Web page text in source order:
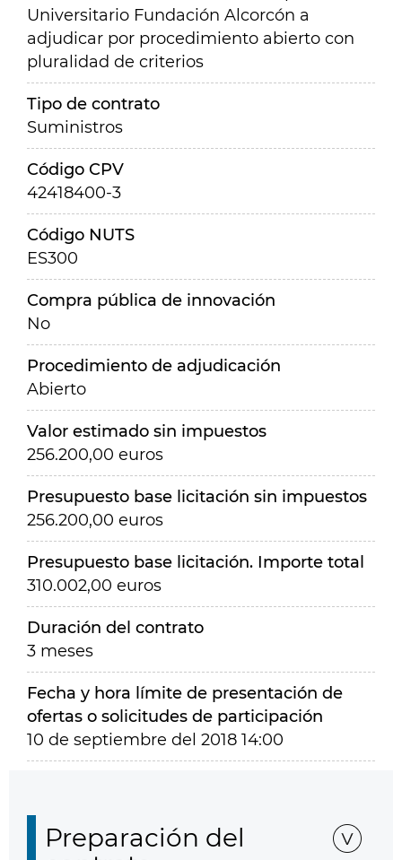
Universitario Fundación Alcorcón a
adjudicar por procedimiento abierto con
pluralidad de criterios
Tipo de contrato
Suministros
Código CPV
42418400-3
Código NUTS
ES300
Compra pública de innovación
No
Procedimiento de adjudicación
Abierto
Valor estimado sin impuestos
256.200,00 euros
Presupuesto base licitación sin impuestos
256.200,00 euros
Presupuesto base licitación. Importe total
310.002,00 euros
Duración del contrato
3 meses
Fecha y hora límite de presentación de
ofertas o solicitudes de participación
10 de septiembre del 2018 14:00
Preparación del